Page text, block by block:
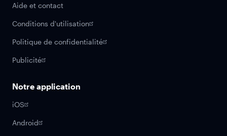
Aide et contact
Conditions d'utilisation
Politique de confidentialité
Publicité
Notre application
iOS
Android